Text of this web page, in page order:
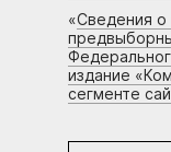
«Сведения о
издание
сегменте